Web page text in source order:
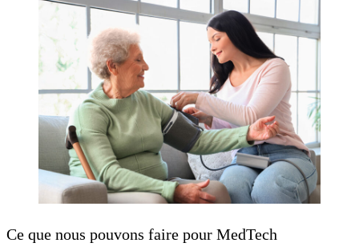
Ce que nous pouvons faire pour MedTech